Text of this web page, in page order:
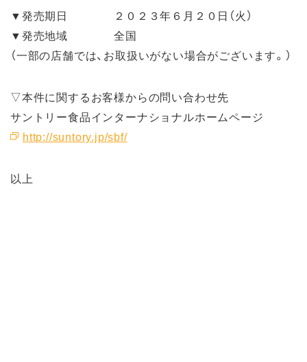
▼発売期日 ２０２３年６月２０日（火）
▼発売地域 全国
（一部の店舗では、お取扱いがない場合がございます。）
▽本件に関するお客様からの問い合わせ先
サントリー食品インターナショナルホームページ
http://suntory.jp/sbf/
以上